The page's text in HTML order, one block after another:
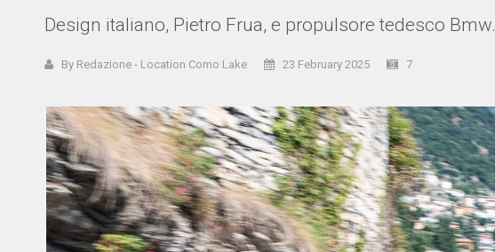
Design italiano, Pietro Frua, e propulsore tedesco Bmw.
By Redazione - Location Como Lake 23 February 2025 7